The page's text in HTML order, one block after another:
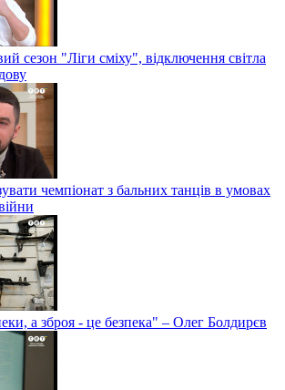
сезон "Ліги сміху", відключення світла
чемпіонат з бальних танців в умовах
а зброя - це безпека" – Олег Болдирєв